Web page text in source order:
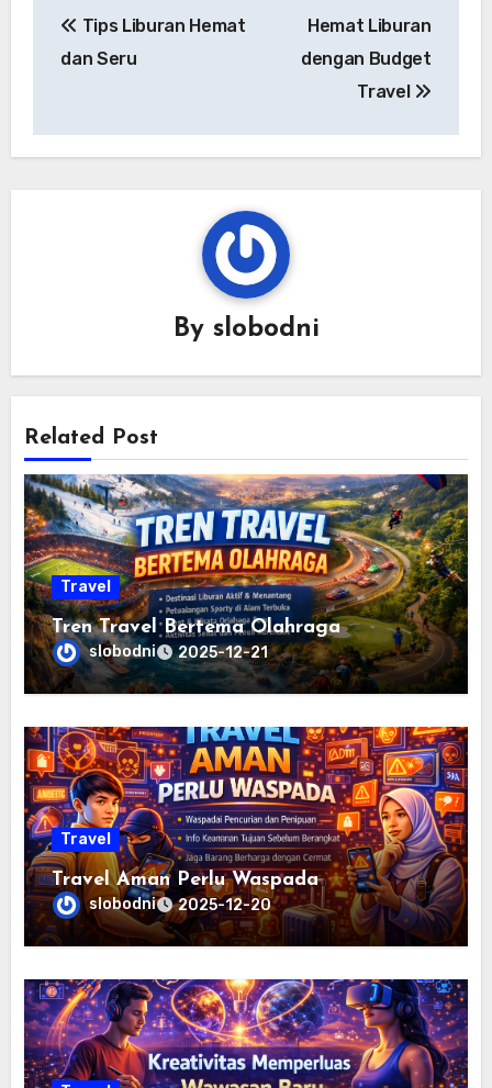
pos
Tips Liburan Hemat
dan Seru
Hemat Liburan
dengan Budget
Travel
By slobodni
Related Post
Travel
Tren Travel Bertema Olahraga
slobodni 2025-12-21
Travel
Travel Aman Perlu Waspada
slobodni 2025-12-20